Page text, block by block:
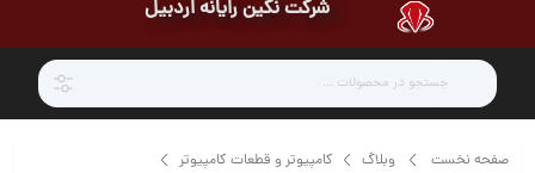
شرکت نگین رایانه اردبیل
صفحه نخست وبلاگ کامپیوتر و قطعات کامپیوتر